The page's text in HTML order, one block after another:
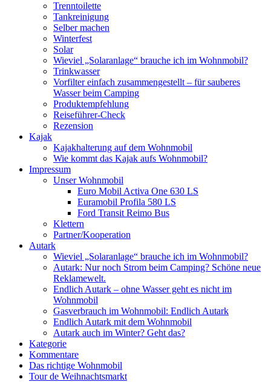
Trenntoilette
Tankreinigung
Selber machen
Winterfest
Solar
Wieviel „Solaranlage“ brauche ich im Wohnmobil?
Trinkwasser
Vorfilter einfach zusammengestellt – für sauberes
Wasser beim Camping
Produktempfehlung
Reiseführer-Check
Rezension
Kajak
Kajakhalterung auf dem Wohnmobil
Wie kommt das Kajak aufs Wohnmobil?
Impressum
Unser Wohnmobil
Euro Mobil Activa One 630 LS
Euramobil Profila 580 LS
Ford Transit Reimo Bus
Klettern
Partner/Kooperation
Autark
Wieviel „Solaranlage“ brauche ich im Wohnmobil?
Autark: Nur noch Strom beim Camping? Schöne neue
Reklamewelt.
Endlich Autark – ohne Wasser geht es nicht im
Wohnmobil
Gasverbrauch im Wohnmobil: Endlich Autark
Endlich Autark mit dem Wohnmobil
Autark auch im Winter? Geht das?
Kategorie
Kommentare
Das richtige Wohnmobil
Tour de Weihnachtsmarkt